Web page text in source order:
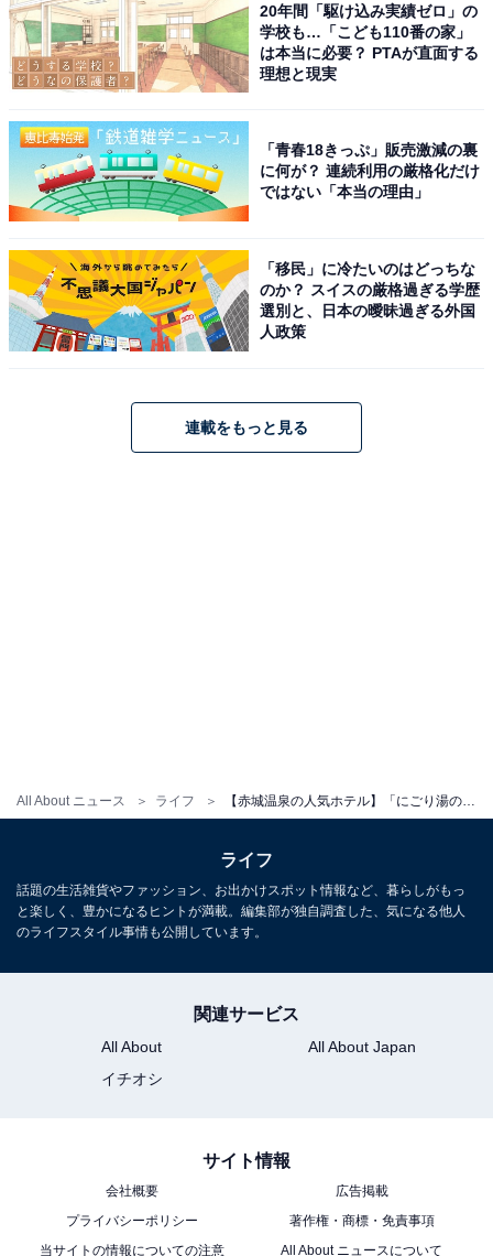
All About ニュース ライフ
※プランにより時間が異なる可能性があります
また、記事中の宿泊プランを予約すると、売上の一部が
オールアバウトに還元されることがあります。
【庄川温泉郷の人気ホテル】「庄川温泉風流味
道座敷 ゆめつづり」は全館畳敷きの空間と多彩
な湯船が魅力の宿
20年間「駆け込み実績ゼロ」の
学校も…「こども110番の家」
は本当に必要？ PTAが直面する
理想と現実
「青春18きっぷ」販売激減の裏
に何が？ 連続利用の厳格化だけ
ではない「本当の理由」
「移民」に冷たいのはどっちな
のか？ スイスの厳格過ぎる学歴
選別と、日本の曖昧過ぎる外国
人政策
連載をもっと見る
ライフ
話題の生活雑貨やファッション、お出かけスポット情報など、暮らしがもっ
と楽しく、豊かになるヒントが満載。編集部が独自調査した、気になる他人
のライフスタイル事情も公開しています。
関連サービス
All About
All About Japan
イチオシ
サイト情報
会社概要
広告掲載
プライバシーポリシー
著作権・商標・免責事項
当サイトの情報についての注意
All About ニュースについて